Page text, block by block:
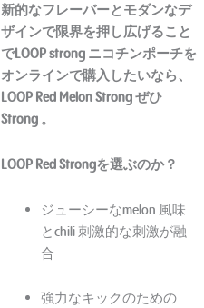
新的なフレーバーとモダンなデ
ザインで限界を押し広げること
でLOOP strong ニコチンポーチを
オンラインで購入したいなら、
LOOP Red Melon Strong ぜひ
Strong 。
LOOP Red Strongを選ぶのか？
ジューシーなmelon 風味
とchili 刺激的な刺激が融
合
強力なキックのための